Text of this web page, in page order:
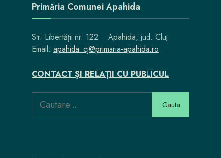
Primăria Comunei Apahida
Str. Libertății nr. 122 • Apahida, jud. Cluj
Email: apahida_cj@primaria-apahida.ro
CONTACT ȘI RELAȚII CU PUBLICUL
Cauta